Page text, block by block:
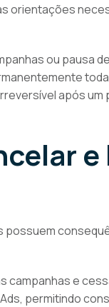
orientações
ou pausa
após
e
possuem
campanhas e
permitindo